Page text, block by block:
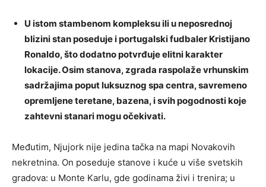
U istom stambenom kompleksu ili u neposrednoj
blizini stan poseduje i portugalski fudbaler Kristijano
Ronaldo, što dodatno potvrđuje elitni karakter
lokacije. Osim stanova, zgrada raspolaže vrhunskim
sadržajima poput luksuznog spa centra, savremeno
opremljene teretane, bazena, i svih pogodnosti koje
zahtevni stanari mogu očekivati.
Međutim, Njujork nije jedina tačka na mapi Novakovih
nekretnina. On poseduje stanove i kuće u više svetskih
gradova: u Monte Karlu, gde godinama živi i trenira; u